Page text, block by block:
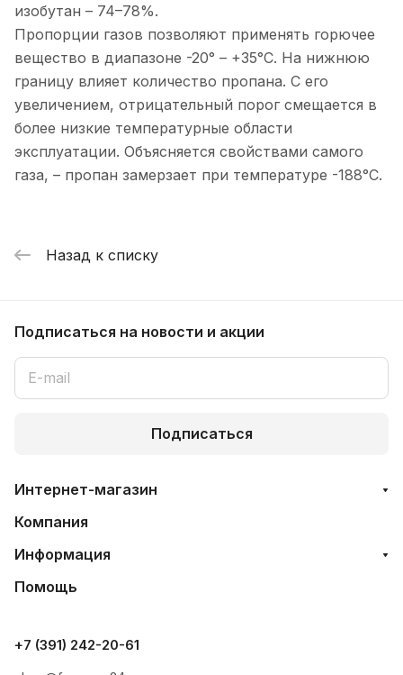
изобутан – 74–78%.
Пропорции газов позволяют применять горючее
вещество в диапазоне -20° – +35°C. На нижнюю
границу влияет количество пропана. С его
увеличением, отрицательный порог смещается в
более низкие температурные области
эксплуатации. Объясняется свойствами самого
газа, – пропан замерзает при температуре -188°C.
Назад к списку
Подписаться на новости и акции
Подписаться
Интернет-магазин
Компания
Информация
Помощь
+7 (391) 242-20-61